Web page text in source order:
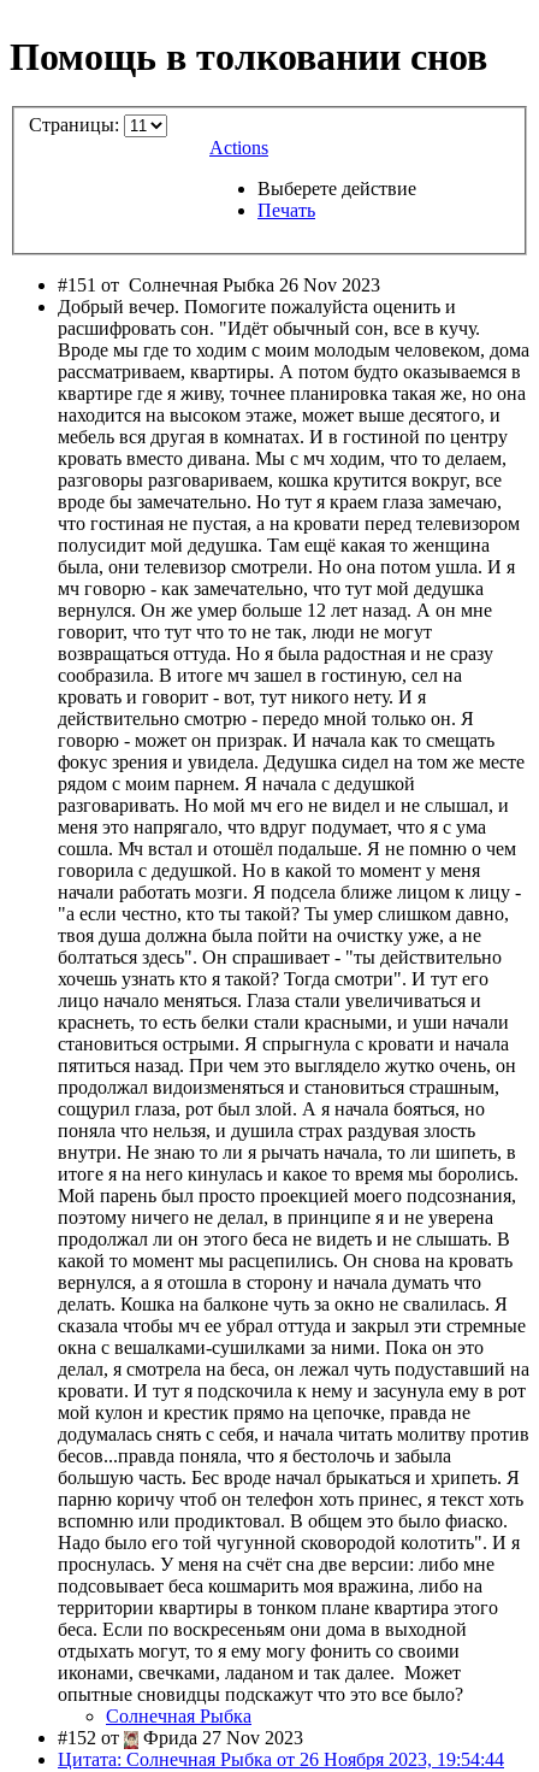
Помощь в толковании снов
Страницы:
Actions
Выберете действие
Печать
#151 от Солнечная Рыбка 26 Nov 2023
Добрый вечер. Помогите пожалуйста оценить и
расшифровать сон. "Идёт обычный сон, все в кучу.
Вроде мы где то ходим с моим молодым человеком, дома
рассматриваем, квартиры. А потом будто оказываемся в
квартире где я живу, точнее планировка такая же, но она
находится на высоком этаже, может выше десятого, и
мебель вся другая в комнатах. И в гостиной по центру
кровать вместо дивана. Мы с мч ходим, что то делаем,
разговоры разговариваем, кошка крутится вокруг, все
вроде бы замечательно. Но тут я краем глаза замечаю,
что гостиная не пустая, а на кровати перед телевизором
полусидит мой дедушка. Там ещё какая то женщина
была, они телевизор смотрели. Но она потом ушла. И я
мч говорю - как замечательно, что тут мой дедушка
вернулся. Он же умер больше 12 лет назад. А он мне
говорит, что тут что то не так, люди не могут
возвращаться оттуда. Но я была радостная и не сразу
сообразила. В итоге мч зашел в гостиную, сел на
кровать и говорит - вот, тут никого нету. И я
действительно смотрю - передо мной только он. Я
говорю - может он призрак. И начала как то смещать
фокус зрения и увидела. Дедушка сидел на том же месте
рядом с моим парнем. Я начала с дедушкой
разговаривать. Но мой мч его не видел и не слышал, и
меня это напрягало, что вдруг подумает, что я с ума
сошла. Мч встал и отошёл подальше. Я не помню о чем
говорила с дедушкой. Но в какой то момент у меня
начали работать мозги. Я подсела ближе лицом к лицу -
"а если честно, кто ты такой? Ты умер слишком давно,
твоя душа должна была пойти на очистку уже, а не
болтаться здесь". Он спрашивает - "ты действительно
хочешь узнать кто я такой? Тогда смотри". И тут его
лицо начало меняться. Глаза стали увеличиваться и
краснеть, то есть белки стали красными, и уши начали
становиться острыми. Я спрыгнула с кровати и начала
пятиться назад. При чем это выглядело жутко очень, он
продолжал видоизменяться и становиться страшным,
сощурил глаза, рот был злой. А я начала бояться, но
поняла что нельзя, и душила страх раздувая злость
внутри. Не знаю то ли я рычать начала, то ли шипеть, в
итоге я на него кинулась и какое то время мы боролись.
Мой парень был просто проекцией моего подсознания,
поэтому ничего не делал, в принципе я и не уверена
продолжал ли он этого беса не видеть и не слышать. В
какой то момент мы расцепились. Он снова на кровать
вернулся, а я отошла в сторону и начала думать что
делать. Кошка на балконе чуть за окно не свалилась. Я
сказала чтобы мч ее убрал оттуда и закрыл эти стремные
окна с вешалками-сушилками за ними. Пока он это
делал, я смотрела на беса, он лежал чуть подуставший на
кровати. И тут я подскочила к нему и засунула ему в рот
мой кулон и крестик прямо на цепочке, правда не
додумалась снять с себя, и начала читать молитву против
бесов...правда поняла, что я бестолочь и забыла
большую часть. Бес вроде начал брыкаться и хрипеть. Я
парню коричу чтоб он телефон хоть принес, я текст хоть
вспомню или продиктовал. В общем это было фиаско.
Надо было его той чугунной сковородой колотить". И я
проснулась. У меня на счёт сна две версии: либо мне
подсовывает беса кошмарить моя вражина, либо на
территории квартиры в тонком плане квартира этого
беса. Если по воскресеньям они дома в выходной
отдыхать могут, то я ему могу фонить со своими
иконами, свечками, ладаном и так далее. Может
опытные сновидцы подскажут что это все было?
Солнечная Рыбка
#152 от
Фрида 27 Nov 2023
Цитата: Солнечная Рыбка от 26 Ноября 2023, 19:54:44